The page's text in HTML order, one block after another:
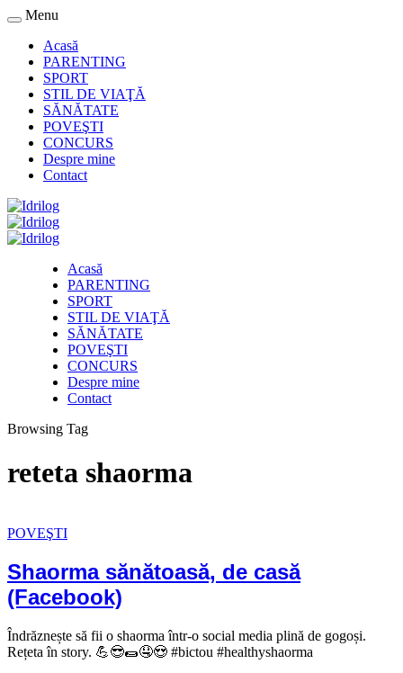
Menu
Acasă
PARENTING
SPORT
STIL DE VIAŢĂ
SĂNĂTATE
POVEŞTI
CONCURS
Despre mine
Contact
Acasă
PARENTING
SPORT
STIL DE VIAŢĂ
SĂNĂTATE
POVEŞTI
CONCURS
Despre mine
Contact
Browsing Tag
reteta shaorma
POVEŞTI
Shaorma sănătoasă, de casă
(Facebook)
Îndrăznește să fii o shaorma într-o social media plină de gogoși.
Rețeta în story. 💪😎🌯🤤😍 #bictou #healthyshaorma